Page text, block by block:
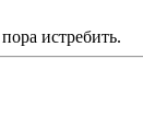
истребить.